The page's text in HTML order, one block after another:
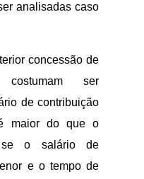
analisadas caso
concessão de
costumam ser
de contribuição
maior do que o
se o salário de
e o tempo de